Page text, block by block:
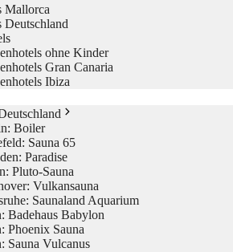
Mallorca
Deutschland
ohne Kinder
Gran Canaria
Ibiza
Boiler
Sauna 65
Paradise
Pluto-Sauna
Vulkansauna
Saunaland Aquarium
Badehaus Babylon
Phoenix Sauna
Sauna Vulcanus